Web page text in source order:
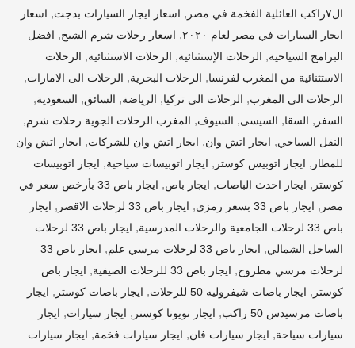
ال٧راكب العائلية الفخمة في مصر
, اسعار ايجار السيارات بدجت, اسعار
ايجار السيارات في مصر لعام ٢٠٢٠
, اسعار رحلات شرم الشيخ, افضل
البرامج السياحية, الرحلات الإستثنائية, الرحلات الاستثنائية, الرحلات
الاستثنائية من المغرب لفرنسا, الرحلات البحرية, الرحلات الى الامارات,
الرحلات الى المغرب, الرحلات الى تركيا, الرياضة, السائق, السعودية,
السفر , السقا, السيسى, السيوف, المغرب الرحلات الجوية رحلات شرم,
النقل السياحي, ايجار اتش وان, ايجار اتش وان للشركات, ايجار اتش وان
للمطار , ايجار اتوبيس كوستر , ايجار اتوبيسات سياحية, ايجار اتوبيسات
كوستر , ايجار احدث الباصات, ايجار باص,
ايجار باص 33 بأرخص سعر في
مصر , ايجار باص 33 بسعر رمزي , ايجار باص 33 لرحلات الاقصر , ايجار
باص 33 لرحلات الجامعية والرحلات المدرسية
,
ايجار باص 33 لرحلات
الساحل الشمالي, ايجار باص 33 لرحلات مرسي علم ,
ايجار باص 33
لرحلات مرسي مطروح, ايجار باص 33 للرحلات الصيفية , ايجار باص
كوستر , ايجار باصات شيفروليه 50 للرحلات , ايجار باصات كوستر , ايجار
باصات مرسيدس 50 راكب
, ايجار تويوتا كوستر , ايجار سيارات, ايجار
سيارات سياحة, ايجار سيارات فان, ايجار سيارات فخمة, ايجار سيارات